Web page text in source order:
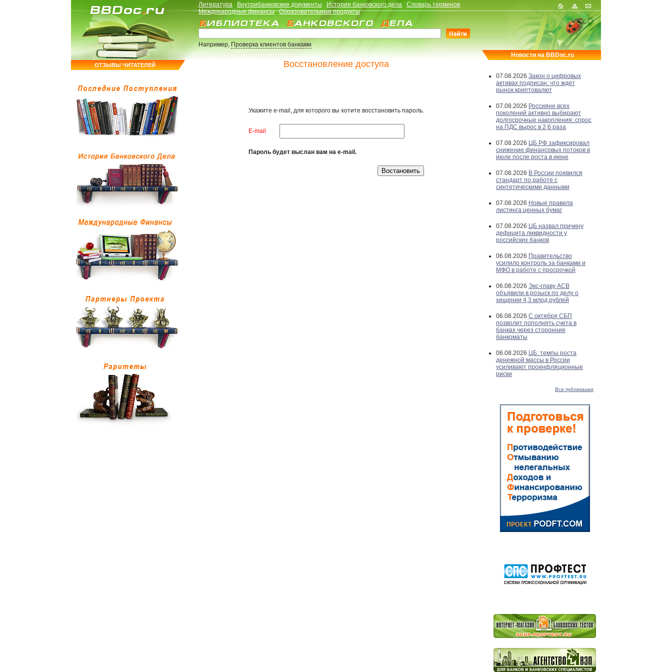
ОТЗЫВЫ ЧИТАТЕЛЕЙ
Литература Внутрибанковские документы История банковского дела
Словарь терминов
Международные финансы
Образовательные продукты
Например,Проверка клиентов банками
Восстановление доступа
Укажите e-mail, для которого вы хотите восстановить пароль.
E-mail
Пароль будет выслан вам на e-mail.
Новости на BBDoc.ru
07.08.2026 Закон о цифровых
активах подписан: что ждет
рынок криптовалют
07.08.2026 Россияне всех
поколений активно выбирают
долгосрочные накопления: спрос
на ПДС вырос в 2,6 раза
07.08.2026 ЦБ РФ зафиксировал
снижение финансовых потоков в
июле после роста в июне
07.08.2026 В России появился
стандарт по работе с
синтетическими данными
07.08.2026 Новые правила
листинга ценных бумаг
07.08.2026 ЦБ назвал причину
дефицита ликвидности у
российских банков
06.08.2026 Правительство
усилило контроль за банками и
МФО в работе с просрочкой
06.08.2026 Экс-главу АСВ
объявили в розыск по делу о
хищении 4,3 млрд рублей
06.08.2026 С октября СБП
позволит пополнять счета в
банках через сторонние
банкоматы
06.08.2026 ЦБ: темпы роста
денежной массы в России
усиливают проинфляционные
риски
Все публикации